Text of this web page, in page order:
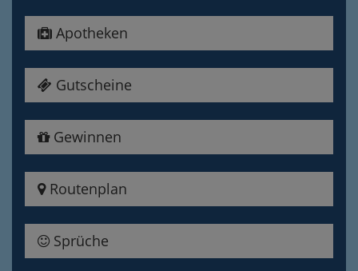
Apotheken
Gutscheine
Gewinnen
Routenplan
Sprüche